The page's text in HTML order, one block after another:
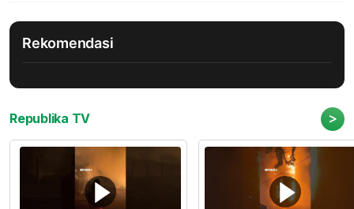
Rekomendasi
Republika TV >